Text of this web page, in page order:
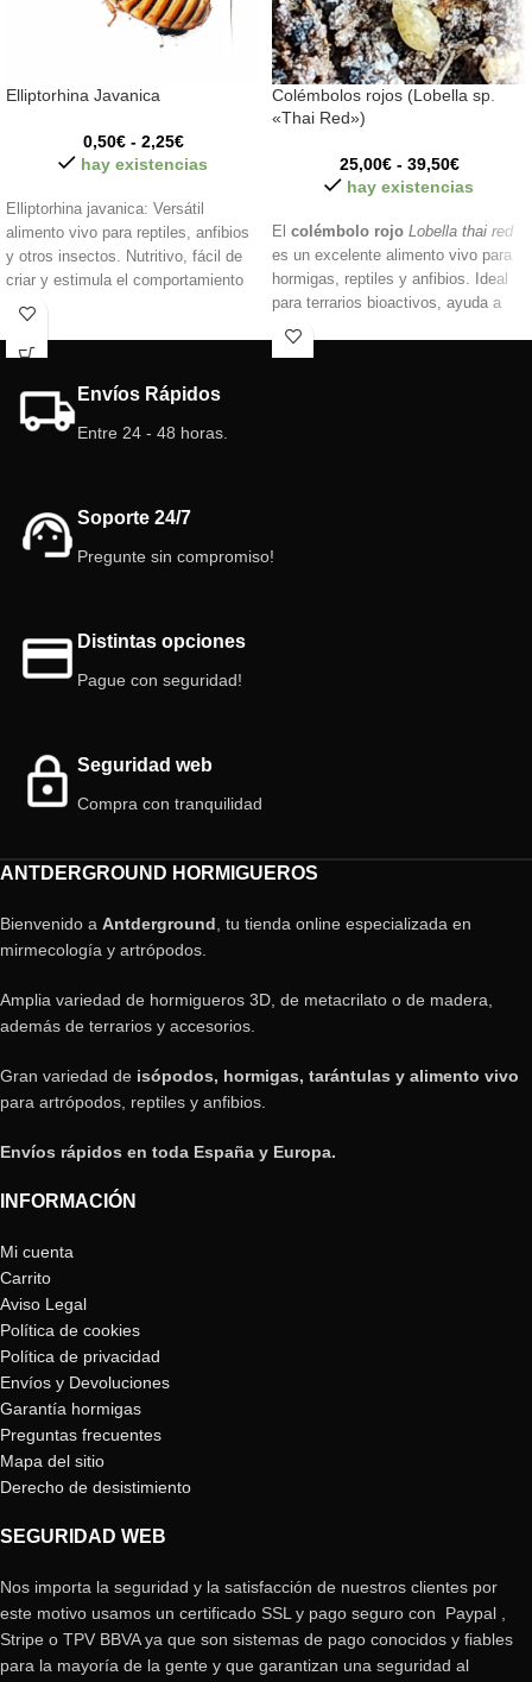
Elliptorhina Javanica
0,50€ - 2,25€
hay existencias
Elliptorhina javanica: Versátil
alimento vivo para reptiles, anfibios
y otros insectos. Nutritivo, fácil de
criar y estimula el comportamiento
de caza.
Colémbolos rojos (Lobella sp.
«Thai Red»)
25,00€ - 39,50€
hay existencias
El colémbolo rojo Lobella thai red
es un excelente alimento vivo para
hormigas, reptiles y anfibios. Ideal
para terrarios bioactivos, ayuda a
eliminar moho y residuos orgánicos.
Envíos Rápidos
Entre 24 - 48 horas.
Soporte 24/7
Pregunte sin compromiso!
Distintas opciones
Pague con seguridad!
Seguridad web
Compra con tranquilidad
ANTDERGROUND HORMIGUEROS
Bienvenido a Antderground , tu tienda online especializada en
mirmecología y artrópodos.
Amplia variedad de hormigueros 3D, de metacrilato o de madera,
además de terrarios y accesorios.
Gran variedad de isópodos, hormigas, tarántulas y alimento vivo
para artrópodos, reptiles y anfibios.
Envíos rápidos en toda España y Europa.
INFORMACIÓN
Mi cuenta
Carrito
Aviso Legal
Política de cookies
Política de privacidad
Envíos y Devoluciones
Garantía hormigas
Preguntas frecuentes
Mapa del sitio
Derecho de desistimiento
SEGURIDAD WEB
Nos importa la seguridad y la satisfacción de nuestros clientes por
este motivo usamos un certificado SSL y pago seguro con Paypal ,
Stripe o TPV BBVA ya que son sistemas de pago conocidos y fiables
para la mayoría de la gente y que garantizan una seguridad al